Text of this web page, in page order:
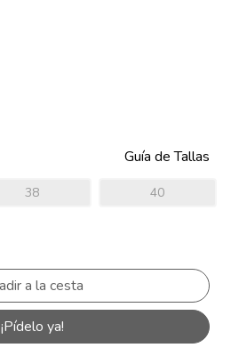
Guía de Tallas
38 40
¡Pídelo ya!